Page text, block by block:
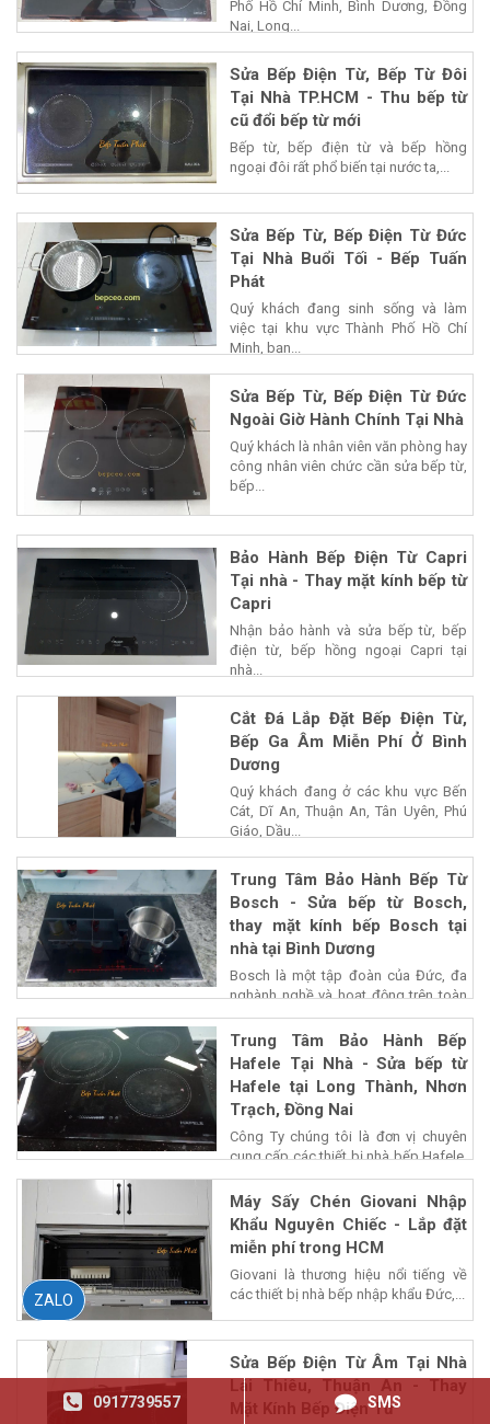
Phố Hồ Chí Minh, Bình Dương, Đồng
Nai, Long...
Sửa Bếp Điện Từ, Bếp Từ Đôi
Tại Nhà TP.HCM - Thu bếp từ
cũ đổi bếp từ mới
Bếp từ, bếp điện từ và bếp hồng
ngoại đôi rất phổ biến tại nước ta,...
Sửa Bếp Từ, Bếp Điện Từ Đức
Tại Nhà Buổi Tối - Bếp Tuấn
Phát
Quý khách đang sinh sống và làm
việc tại khu vực Thành Phố Hồ Chí
Minh, bạn...
Sửa Bếp Từ, Bếp Điện Từ Đức
Ngoài Giờ Hành Chính Tại Nhà
Quý khách là nhân viên văn phòng hay
công nhân viên chức cần sửa bếp từ,
bếp...
Bảo Hành Bếp Điện Từ Capri
Tại nhà - Thay mặt kính bếp từ
Capri
Nhận bảo hành và sửa bếp từ, bếp
điện từ, bếp hồng ngoại Capri tại
nhà...
Cắt Đá Lắp Đặt Bếp Điện Từ,
Bếp Ga Âm Miễn Phí Ở Bình
Dương
Quý khách đang ở các khu vực Bến
Cát, Dĩ An, Thuận An, Tân Uyên, Phú
Giáo, Dầu...
Trung Tâm Bảo Hành Bếp Từ
Bosch - Sửa bếp từ Bosch,
thay mặt kính bếp Bosch tại
nhà tại Bình Dương
Bosch là một tập đoàn của Đức, đa
nghành nghề và hoạt động trên toàn
cấu,...
Trung Tâm Bảo Hành Bếp
Hafele Tại Nhà - Sửa bếp từ
Hafele tại Long Thành, Nhơn
Trạch, Đồng Nai
Công Ty chúng tôi là đơn vị chuyên
cung cấp các thiết bị nhà bếp Hafele,
chiết...
Máy Sấy Chén Giovani Nhập
Khẩu Nguyên Chiếc - Lắp đặt
miễn phí trong HCM
Giovani là thương hiệu nổi tiếng về
các thiết bị nhà bếp nhập khẩu Đức,...
Sửa Bếp Điện Từ Âm Tại Nhà
Lái Thiêu, Thuận An - Thay
Mặt Kính Bếp Điện Từ
0917739557 SMS
ZALO